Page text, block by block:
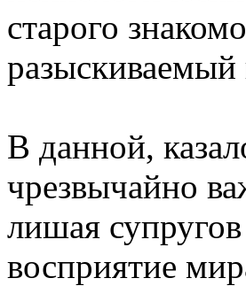
старого
разыскиваемый
В данной,
чрезвычайно
лишая
восприятие